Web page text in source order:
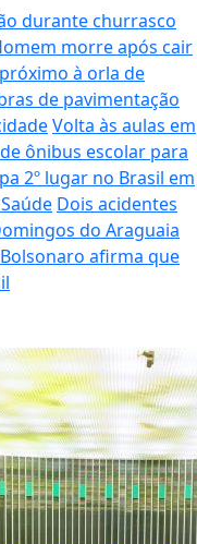
durante churrasco
morre após cair
à orla de
de pavimentação
Volta às aulas em
ônibus escolar para
2º lugar no Brasil em
Dois acidentes
do Araguaia
afirma que